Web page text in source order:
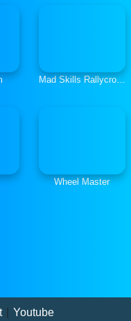
Mad Skills Rallycross
Wheel Master
Youtube